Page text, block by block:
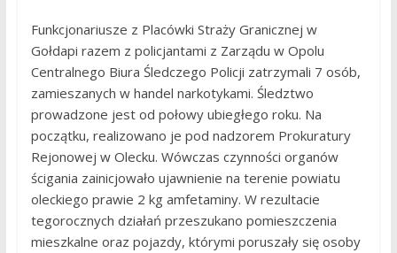
Funkcjonariusze z Placówki Straży Granicznej w
Gołdapi razem z policjantami z Zarządu w Opolu
Centralnego Biura Śledczego Policji zatrzymali 7 osób,
zamieszanych w handel narkotykami. Śledztwo
prowadzone jest od połowy ubiegłego roku. Na
początku, realizowano je pod nadzorem Prokuratury
Rejonowej w Olecku. Wówczas czynności organów
ścigania zainicjowało ujawnienie na terenie powiatu
oleckiego prawie 2 kg amfetaminy. W rezultacie
tegorocznych działań przeszukano pomieszczenia
mieszkalne oraz pojazdy, którymi poruszały się osoby